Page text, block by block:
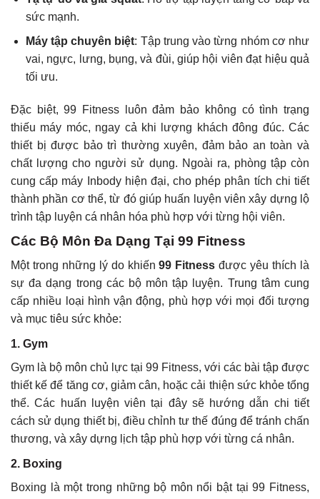
sức mạnh.
Máy tập chuyên biệt: Tập trung vào từng nhóm cơ như
vai, ngực, lưng, bụng, và đùi, giúp hội viên đạt hiệu quả
tối ưu.
Đặc biệt, 99 Fitness luôn đảm bảo không có tình trạng
thiếu máy móc, ngay cả khi lượng khách đông đúc. Các
thiết bị được bảo trì thường xuyên, đảm bảo an toàn và
chất lượng cho người sử dụng. Ngoài ra, phòng tập còn
cung cấp máy Inbody hiện đại, cho phép phân tích chi tiết
thành phần cơ thể, từ đó giúp huấn luyện viên xây dựng lộ
trình tập luyện cá nhân hóa phù hợp với từng hội viên.
Các Bộ Môn Đa Dạng Tại 99 Fitness
Một trong những lý do khiến99 Fitness được yêu thích là
sự đa dạng trong các bộ môn tập luyện. Trung tâm cung
cấp nhiều loại hình vận động, phù hợp với mọi đối tượng
và mục tiêu sức khỏe:
1. Gym
Gym là bộ môn chủ lực tại 99 Fitness, với các bài tập được
thiết kế để tăng cơ, giảm cân, hoặc cải thiện sức khỏe tổng
thể. Các huấn luyện viên tại đây sẽ hướng dẫn chi tiết
cách sử dụng thiết bị, điều chỉnh tư thế đúng để tránh chấn
thương, và xây dựng lịch tập phù hợp với từng cá nhân.
2. Boxing
Boxing là một trong những bộ môn nổi bật tại 99 Fitness,